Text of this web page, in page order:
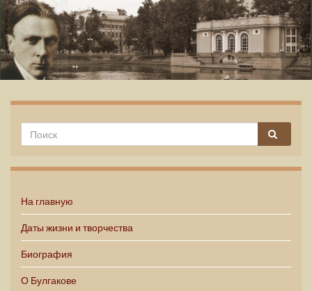
На главную
Даты жизни и творчества
Биография
О Булгакове